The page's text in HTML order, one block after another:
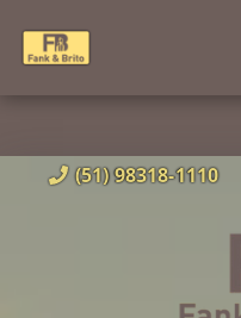
(51) 98318-1110